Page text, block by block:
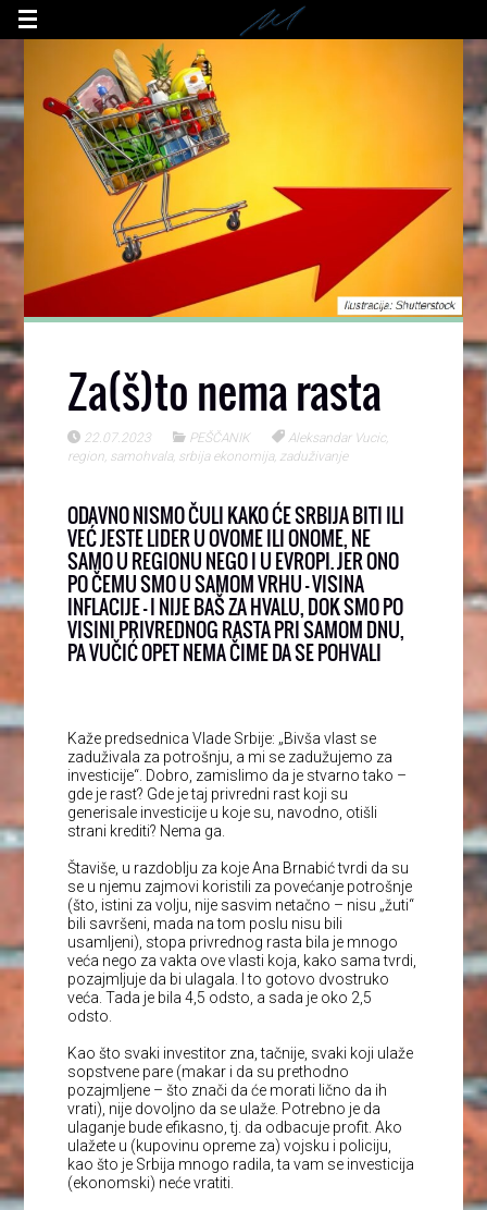
Za(š)to nema rasta
22.07.2023 PEŠČANIK Aleksandar Vucic,
region, samohvala, srbija ekonomija, zaduživanje
ODAVNO NISMO ČULI KAKO ĆE SRBIJA BITI ILI
VEĆ JESTE LIDER U OVOME ILI ONOME, NE
SAMO U REGIONU NEGO I U EVROPI. JER ONO
PO ČEMU SMO U SAMOM VRHU – VISINA
INFLACIJE – I NIJE BAŠ ZA HVALU, DOK SMO PO
VISINI PRIVREDNOG RASTA PRI SAMOM DNU,
PA VUČIĆ OPET NEMA ČIME DA SE POHVALI
Kaže predsednica Vlade Srbije: „Bivša vlast se
zaduživala za potrošnju, a mi se zadužujemo za
investicije“. Dobro, zamislimo da je stvarno tako –
gde je rast? Gde je taj privredni rast koji su
generisale investicije u koje su, navodno, otišli
strani krediti? Nema ga.
Štaviše, u razdoblju za koje Ana Brnabić tvrdi da su
se u njemu zajmovi koristili za povećanje potrošnje
(što, istini za volju, nije sasvim netačno – nisu „žuti“
bili savršeni, mada na tom poslu nisu bili
usamljeni), stopa privrednog rasta bila je mnogo
veća nego za vakta ove vlasti koja, kako sama tvrdi,
pozajmljuje da bi ulagala. I to gotovo dvostruko
veća. Tada je bila 4,5 odsto, a sada je oko 2,5
odsto.
Kao što svaki investitor zna, tačnije, svaki koji ulaže
sopstvene pare (makar i da su prethodno
pozajmljene – što znači da će morati lično da ih
vrati), nije dovoljno da se ulaže. Potrebno je da
ulaganje bude efikasno, tj. da odbacuje profit. Ako
ulažete u (kupovinu opreme za) vojsku i policiju,
kao što je Srbija mnogo radila, ta vam se investicija
(ekonomski) neće vratiti.